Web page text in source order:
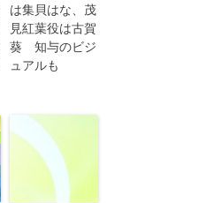
は集貝はな、茂
見紅葉役は古賀
葵 知与のビジ
ュアルも